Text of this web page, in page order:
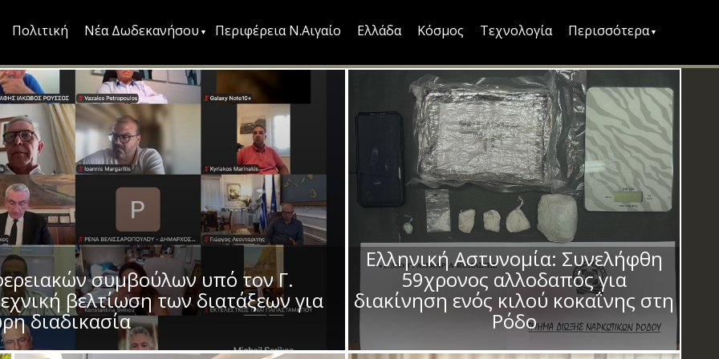
Πολιτική Νέα Δωδεκανήσου Περιφέρεια Ν.Αιγαίο Ελλάδα Κόσμος Τεχνολογία Περισσότερα
συμβούλων υπό τον Γ.
βελτίωση των διατάξεων για
διαδικασία
Ελληνική Αστυνομία: Συνελήφθη
59χρονος αλλοδαπός για
διακίνηση ενός κιλού κοκαΐνης στη
Ρόδο